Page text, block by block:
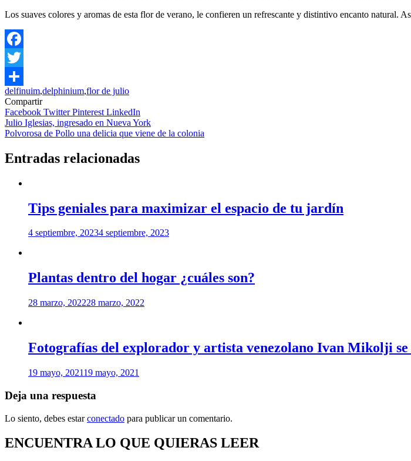
Los suaves colores y aromas de esta flor de verano, le confieren un refrescante y distintivo encanto natural.
Facebook
Twitter
Compartir
delfinuim,delphinium,flor de julio
Compartir
Facebook TwitterPinterest LinkedIn
Navegación
de
entradas
Julio Iglesias, ingresado en Nueva York
Polvorosa de Pollo una delicia que viene de la colonia
Entradas relacionadas
Tips geniales para maximizar el espacio de tu jardín
4 septiembre, 20234 septiembre, 2023
Plantas dentro del hogar ¿cuáles son?
28 marzo, 202228 marzo, 2022
Fotografías del explorador y artista venezolano Ivan Mikolji
19 mayo, 202119 mayo, 2021
Deja una respuesta
Lo siento, debes estarconectado para publicar un comentario.
ENCUENTRA LO QUE QUIERAS LEER